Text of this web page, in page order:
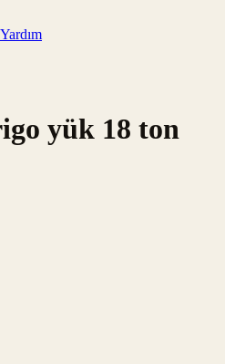
Yardım
yük 18 ton